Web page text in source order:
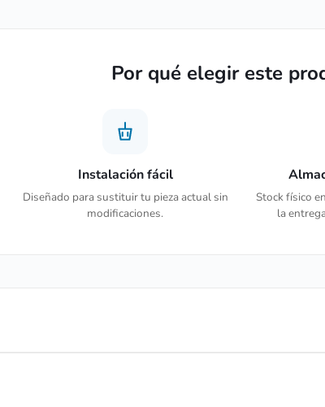
Por qué elegir este
Instalación fácil
Diseñado para sustituir tu pieza actual sin
modificaciones.
Stock físico
la